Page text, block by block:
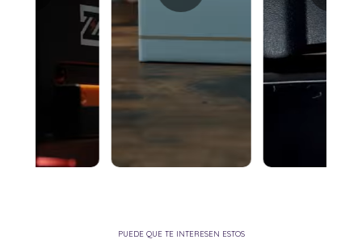
PUEDE QUE TE INTERESEN ESTOS